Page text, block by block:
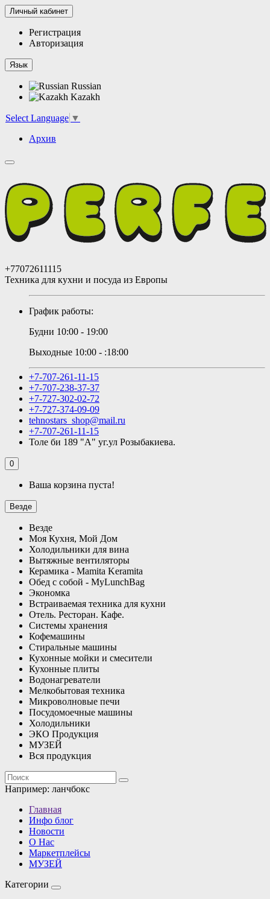
Личный кабинет
Регистрация
Авторизация
Язык
Russian
Kazakh
Select Language ▼
Архив
+77072611115
Техника для кухни и посуда из Европы
График работы:
Будни 10:00 - 19:00
Выходные 10:00 - :18:00
+7-707-261-11-15
+7-707-238-37-37
+7-727-302-02-72
+7-727-374-09-09
tehnostars_shop@mail.ru
+7-707-261-11-15
Толе би 189 "А" уг.ул Розыбакиева.
0
Ваша корзина пуста!
Везде
Везде
Моя Кухня, Мой Дом
Холодильники для вина
Вытяжные вентиляторы
Керамика - Mamita Keramita
Обед с собой - MyLunchBag
Экономка
Встраиваемая техника для кухни
Отель. Ресторан. Кафе.
Системы хранения
Кофемашины
Стиральные машины
Кухонные мойки и смесители
Кухонные плиты
Водонагреватели
Мелкобытовая техника
Микроволновые печи
Посудомоечные машины
Холодильники
ЭКО Продукция
МУЗЕЙ
Вся продукция
Например: ланчбокс
Главная
Инфо блог
Новости
О Нас
Маркетплейсы
МУЗЕЙ
Категории